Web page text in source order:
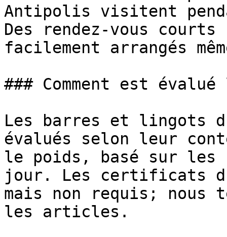
Antipolis visitent
Des rendez-vous
facilement arrangés
### Comment est
Les barres et lingots
évalués selon leur
le poids, basé sur les
jour. Les certificats
mais non requis; nous
les articles.